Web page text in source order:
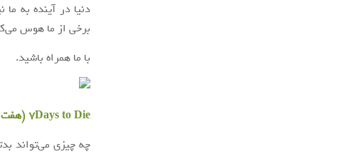
دنیا در آینده به
برخی از ما هوس
با ما همراه باشید.
7Days to Die (هفت روز تا مردن)
چه چیزی می‌تواند